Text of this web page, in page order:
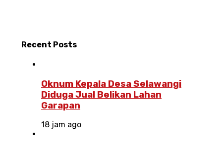
Recent Posts
Oknum Kepala Desa Selawangi
Diduga Jual Belikan Lahan
Garapan
18 jam ago